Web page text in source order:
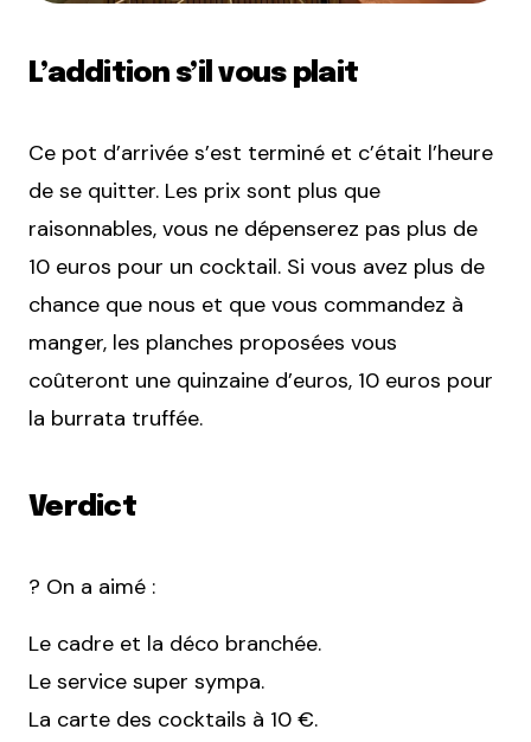
L’addition s’il vous plait
Ce pot d’arrivée s’est terminé et c’était l’heure
de se quitter. Les prix sont plus que
raisonnables, vous ne dépenserez pas plus de
10 euros pour un cocktail. Si vous avez plus de
chance que nous et que vous commandez à
manger, les planches proposées vous
coûteront une quinzaine d’euros, 10 euros pour
la burrata truffée.
Verdict
? On a aimé :
Le cadre et la déco branchée.
Le service super sympa.
La carte des cocktails à 10 €.